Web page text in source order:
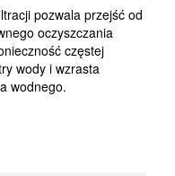
pozwala przejść od
oczyszczania
częstej
wody i wzrasta
wodnego.